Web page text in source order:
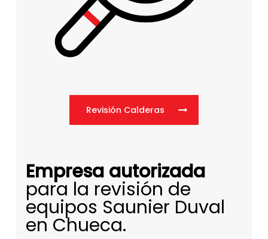
Revisión Calderas
Empresa autorizada
para la revisión de
equipos Saunier Duval
en Chueca.